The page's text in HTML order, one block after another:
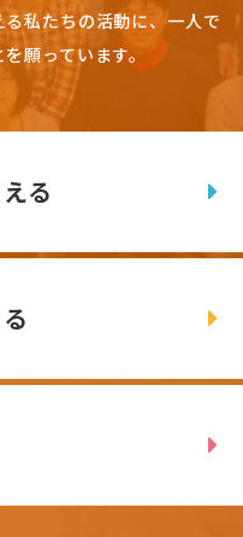
私たちの活動に、一人で
願っています。
る